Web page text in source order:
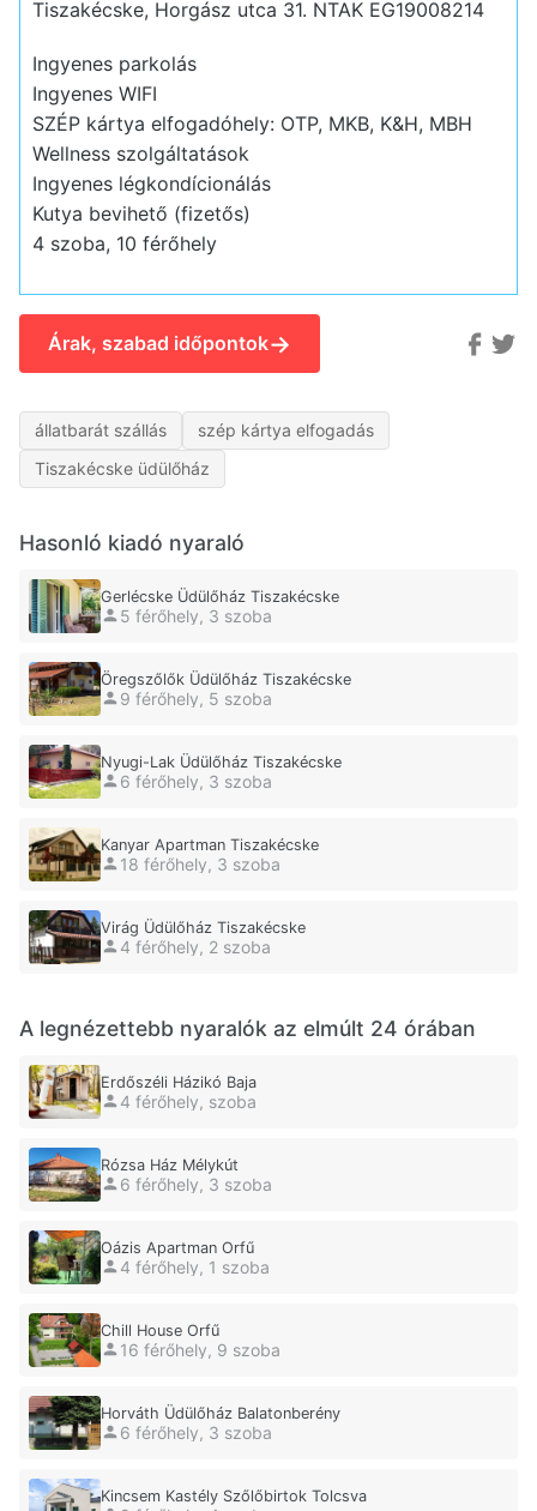
Tiszakécske, Horgász utca 31. NTAK EG19008214
Ingyenes parkolás
Ingyenes WIFI
SZÉP kártya elfogadóhely: OTP, MKB, K&H, MBH
Wellness szolgáltatások
Ingyenes légkondícionálás
Kutya bevihető (fizetős)
4 szoba, 10 férőhely
Árak, szabad időpontok→
állatbarát szállás
szép kártya elfogadás
Tiszakécske üdülőház
Hasonló kiadó nyaraló
Gerlécske Üdülőház Tiszakécske
5 férőhely, 3 szoba
Öregszőlők Üdülőház Tiszakécske
9 férőhely, 5 szoba
Nyugi-Lak Üdülőház Tiszakécske
6 férőhely, 3 szoba
Kanyar Apartman Tiszakécske
18 férőhely, 3 szoba
Virág Üdülőház Tiszakécske
4 férőhely, 2 szoba
A legnézettebb nyaralók az elmúlt 24 órában
Erdőszéli Házikó Baja
4 férőhely, szoba
Rózsa Ház Mélykút
6 férőhely, 3 szoba
Oázis Apartman Orfű
4 férőhely, 1 szoba
Chill House Orfű
16 férőhely, 9 szoba
Horváth Üdülőház Balatonberény
6 férőhely, 3 szoba
Kincsem Kastély Szőlőbirtok Tolcsva